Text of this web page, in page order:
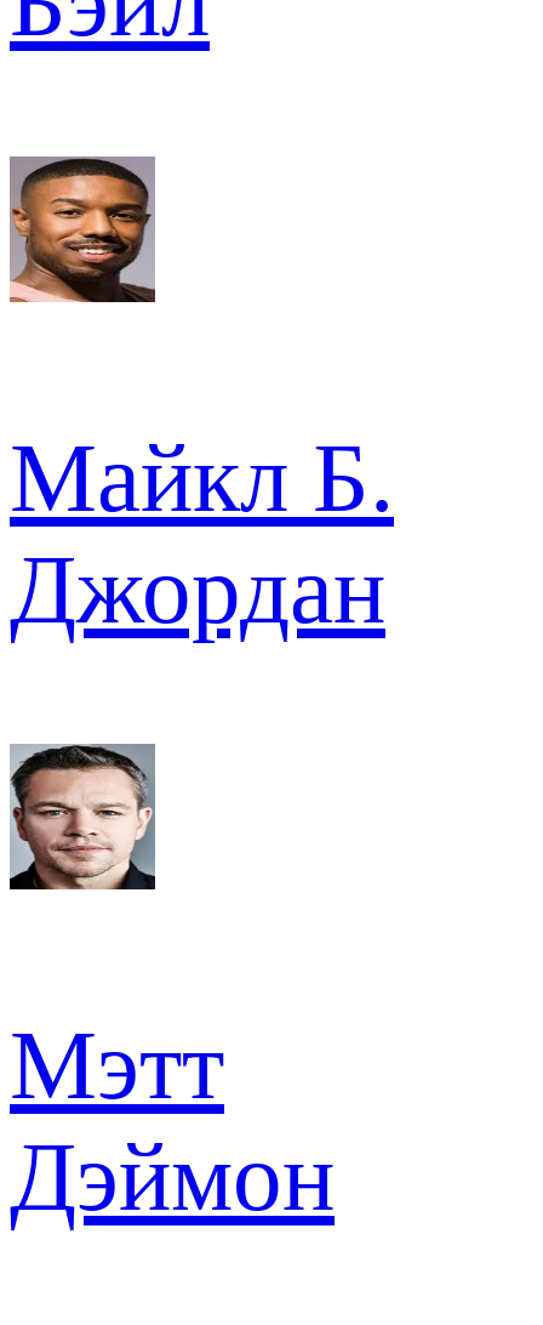
Майкл Б.
Джордан
Мэтт
Дэймон